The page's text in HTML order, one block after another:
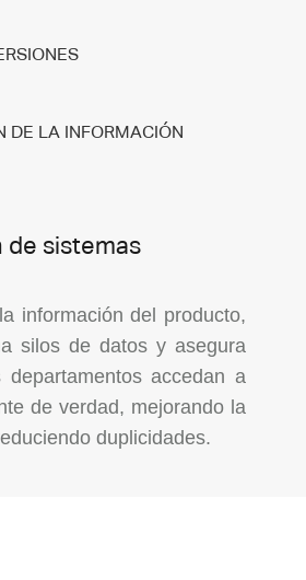
DE LA INFORMACIÓN
de sistemas
información del producto,
silos de datos y asegura
accedan a
de verdad, mejorando la
duplicidades.